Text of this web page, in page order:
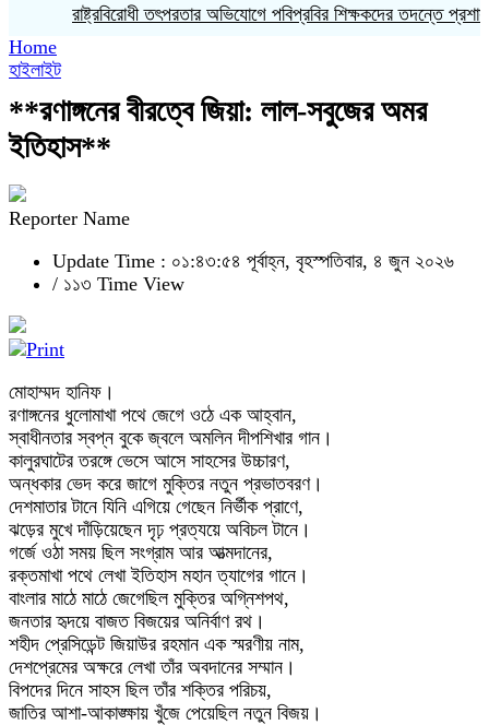
রাষ্ট্রবিরোধী তৎপরতার অভিযোগে পবিপ্রবির শিক্ষকদের তদন্তে প্রশাসন
Home
হাইলাইট
**রণাঙ্গনের বীরত্বে জিয়া: লাল-সবুজের অমর
ইতিহাস**
Reporter Name
Update Time : ০১:৪৩:৫৪ পূর্বাহ্ন, বৃহস্পতিবার, ৪ জুন ২০২৬
/ ১১৩ Time View
মোহাম্মদ হানিফ।
রণাঙ্গনের ধুলোমাখা পথে জেগে ওঠে এক আহ্বান,
স্বাধীনতার স্বপ্ন বুকে জ্বলে অমলিন দীপশিখার গান।
কালুরঘাটের তরঙ্গে ভেসে আসে সাহসের উচ্চারণ,
অন্ধকার ভেদ করে জাগে মুক্তির নতুন প্রভাতবরণ।
দেশমাতার টানে যিনি এগিয়ে গেছেন নির্ভীক প্রাণে,
ঝড়ের মুখে দাঁড়িয়েছেন দৃঢ় প্রত্যয়ে অবিচল টানে।
গর্জে ওঠা সময় ছিল সংগ্রাম আর আত্মদানের,
রক্তমাখা পথে লেখা ইতিহাস মহান ত্যাগের গানে।
বাংলার মাঠে মাঠে জেগেছিল মুক্তির অগ্নিশপথ,
জনতার হৃদয়ে বাজত বিজয়ের অনির্বাণ রথ।
শহীদ প্রেসিডেন্ট জিয়াউর রহমান এক স্মরণীয় নাম,
দেশপ্রেমের অক্ষরে লেখা তাঁর অবদানের সম্মান।
বিপদের দিনে সাহস ছিল তাঁর শক্তির পরিচয়,
জাতির আশা-আকাঙ্ক্ষায় খুঁজে পেয়েছিল নতুন বিজয়।